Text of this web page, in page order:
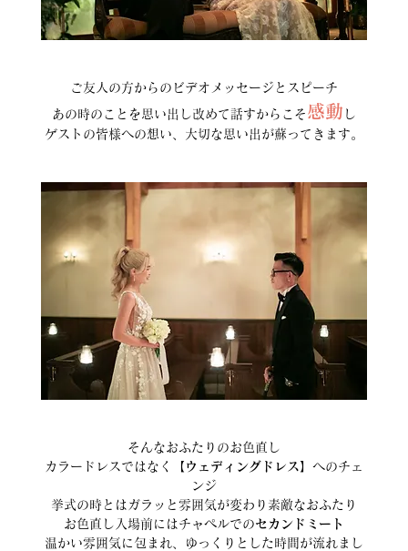
ご友人の方からのビデオメッセージとスピーチ
あの時のことを思い出し改めて話すからこそ 感動 し
ゲストの皆様への想い、大切な思い出が蘇ってきます。
そんなおふたりのお色直し
カラードレスではなく
【ウェディングドレス】 へのチェ
ンジ
挙式の時とはガラッと雰囲気が変わり素敵なおふたり
お色直し入場前にはチャペルでのセカンドミート
温かい雰囲気に包まれ、ゆっくりとした時間が流れまし